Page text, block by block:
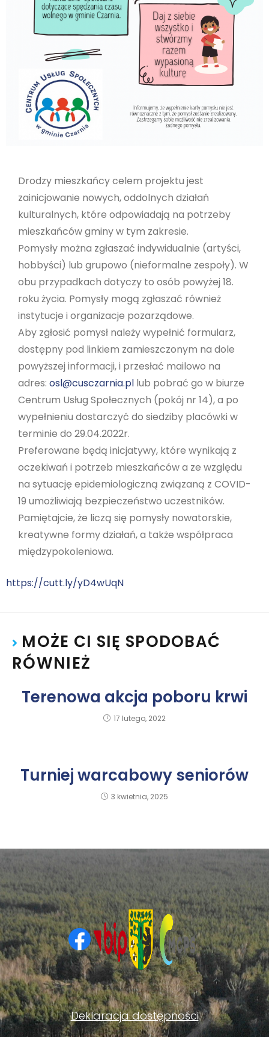
Drodzy mieszkańcy celem projektu jest
zainicjowanie nowych, oddolnych działań
kulturalnych, które odpowiadają na potrzeby
mieszkańców gminy w tym zakresie.
Pomysły można zgłaszać indywidualnie (artyści,
hobbyści) lub grupowo (nieformalne zespoły). W
obu przypadkach dotyczy to osób powyżej 18.
roku życia. Pomysły mogą zgłaszać również
instytucje i organizacje pozarządowe.
Aby zgłosić pomysł należy wypełnić formularz,
dostępny pod linkiem zamieszczonym na dole
powyższej informacji, i przesłać mailowo na
adres: osl@cusczarnia.pl lub pobrać go w biurze
Centrum Usług Społecznych (pokój nr 14), a po
wypełnieniu dostarczyć do siedziby placówki w
terminie do 29.04.2022r.
Preferowane będą inicjatywy, które wynikają z
oczekiwań i potrzeb mieszkańców a ze względu
na sytuację epidemiologiczną związaną z COVID-
19 umożliwiają bezpieczeństwo uczestników.
Pamiętajcie, że liczą się pomysły nowatorskie,
kreatywne formy działań, a także współpraca
międzypokoleniowa.
https://cutt.ly/yD4wUqN
MOŻE CI SIĘ SPODOBAĆ
RÓWNIEŻ
Terenowa akcja poboru krwi
17 lutego, 2022
Turniej warcabowy seniorów
3 kwietnia, 2025
Deklaracja dostępności